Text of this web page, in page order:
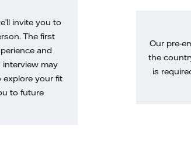
invite you to
The first
and
interview may
your fit
to future
Our pre-
the
is